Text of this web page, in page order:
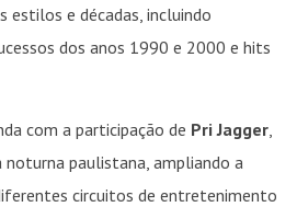
estilos e décadas, incluindo
dos anos 1990 e 2000 e hits
com a participação de Pri Jagger
noturna paulistana, ampliando a
circuitos de entretenimento